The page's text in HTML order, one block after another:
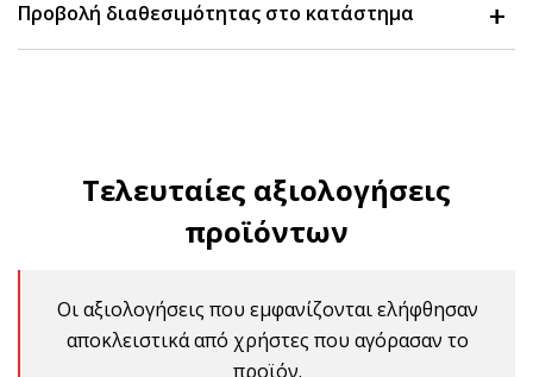
Προβολή διαθεσιμότητας στο κατάστημα
Τελευταίες αξιολογήσεις
προϊόντων
Οι αξιολογήσεις που εμφανίζονται ελήφθησαν
αποκλειστικά από χρήστες που αγόρασαν το
προϊόν.